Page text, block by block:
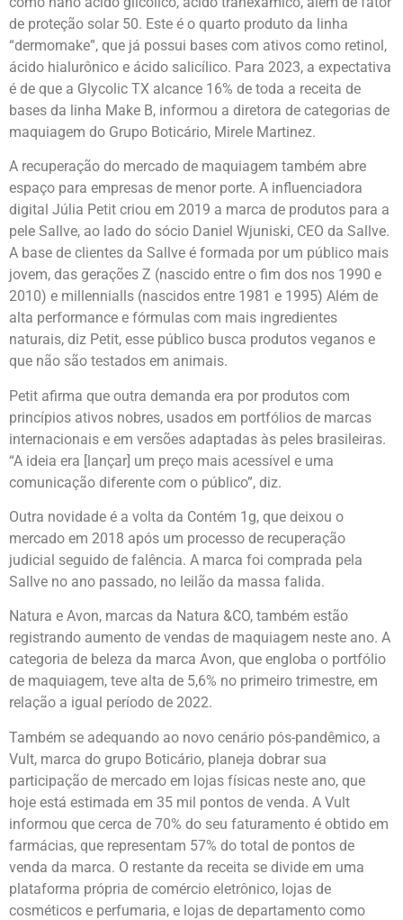
de proteção solar 50. Este é o quarto produto da linha
“dermomake”, que já possui bases com ativos como retinol,
ácido hialurônico e ácido salicílico. Para 2023, a expectativa
é de que a Glycolic TX alcance 16% de toda a receita de
bases da linha Make B, informou a diretora de categorias de
maquiagem do Grupo Boticário, Mirele Martinez.
A recuperação do mercado de maquiagem também abre
espaço para empresas de menor porte. A influenciadora
digital Júlia Petit criou em 2019 a marca de produtos para a
pele Sallve, ao lado do sócio Daniel Wjuniski, CEO da Sallve.
A base de clientes da Sallve é formada por um público mais
jovem, das gerações Z (nascido entre o fim dos nos 1990 e
2010) e millennialls (nascidos entre 1981 e 1995) Além de
alta performance e fórmulas com mais ingredientes
naturais, diz Petit, esse público busca produtos veganos e
que não são testados em animais.
Petit afirma que outra demanda era por produtos com
princípios ativos nobres, usados em portfólios de marcas
internacionais e em versões adaptadas às peles brasileiras.
“A ideia era [lançar] um preço mais acessível e uma
comunicação diferente com o público”, diz.
Outra novidade é a volta da Contém 1g, que deixou o
mercado em 2018 após um processo de recuperação
judicial seguido de falência. A marca foi comprada pela
Sallve no ano passado, no leilão da massa falida.
Natura e Avon, marcas da Natura &CO, também estão
registrando aumento de vendas de maquiagem neste ano. A
categoria de beleza da marca Avon, que engloba o portfólio
de maquiagem, teve alta de 5,6% no primeiro trimestre, em
relação a igual período de 2022.
Também se adequando ao novo cenário pós-pandêmico, a
Vult, marca do grupo Boticário, planeja dobrar sua
participação de mercado em lojas físicas neste ano, que
hoje está estimada em 35 mil pontos de venda. A Vult
informou que cerca de 70% do seu faturamento é obtido em
farmácias, que representam 57% do total de pontos de
venda da marca. O restante da receita se divide em uma
plataforma própria de comércio eletrônico, lojas de
cosméticos e perfumaria, e lojas de departamento como